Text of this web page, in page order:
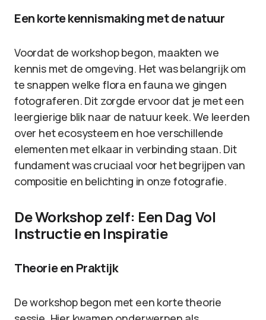
Een korte kennismaking met de natuur
Voordat de workshop begon, maakten we
kennis met de omgeving. Het was belangrijk om
te snappen welke flora en fauna we gingen
fotograferen. Dit zorgde ervoor dat je met een
leergierige blik naar de natuur keek. We leerden
over het ecosysteem en hoe verschillende
elementen met elkaar in verbinding staan. Dit
fundament was cruciaal voor het begrijpen van
compositie en belichting in onze fotografie.
De Workshop zelf: Een Dag Vol
Instructie en Inspiratie
Theorie en Praktijk
De workshop begon met een korte theorie